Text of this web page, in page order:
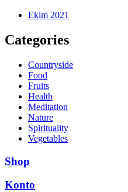
Ekim 2021
Categories
Countryside
Food
Fruits
Health
Meditation
Nature
Spirituality
Vegetables
Shop
Konto